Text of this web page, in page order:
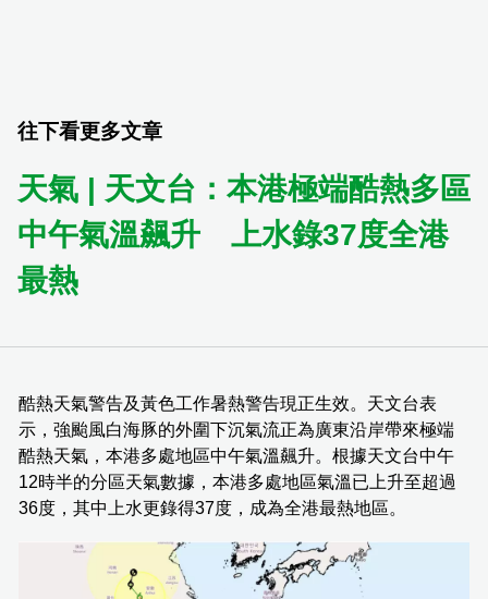
往下看更多文章
天氣 | 天文台：本港極端酷熱多區
中午氣溫飆升 上水錄37度全港
最熱
酷熱天氣警告及黃色工作暑熱警告現正生效。天文台表
示，強颱風白海豚的外圍下沉氣流正為廣東沿岸帶來極端
酷熱天氣，本港多處地區中午氣溫飆升。根據天文台中午
12時半的分區天氣數據，本港多處地區氣溫已上升至超過
36度，其中上水更錄得37度，成為全港最熱地區。